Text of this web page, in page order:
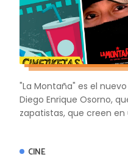
"La Montaña" es el
Diego Enrique Osorno,
zapatistas, que creen
CINE